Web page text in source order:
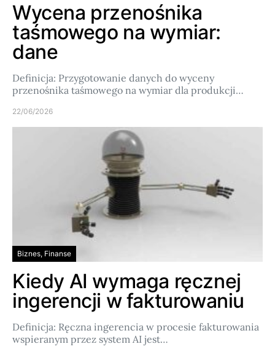
Wycena przenośnika
taśmowego na wymiar:
dane
Definicja: Przygotowanie danych do wyceny
przenośnika taśmowego na wymiar dla produkcji…
22/06/2026
Biznes, Finanse
Kiedy AI wymaga ręcznej
ingerencji w fakturowaniu
Definicja: Ręczna ingerencia w procesie fakturowania
wspieranym przez system AI jest…